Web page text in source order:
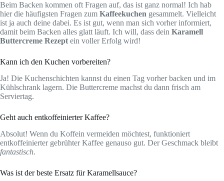
Beim Backen kommen oft Fragen auf, das ist ganz normal! Ich hab
hier die häufigsten Fragen zum Kaffeekuchen gesammelt. Vielleicht
ist ja auch deine dabei. Es ist gut, wenn man sich vorher informiert,
damit beim Backen alles glatt läuft. Ich will, dass dein Karamell
Buttercreme Rezept ein voller Erfolg wird!
Kann ich den Kuchen vorbereiten?
Ja! Die Kuchenschichten kannst du einen Tag vorher backen und im
Kühlschrank lagern. Die Buttercreme machst du dann frisch am
Serviertag.
Geht auch entkoffeinierter Kaffee?
Absolut! Wenn du Koffein vermeiden möchtest, funktioniert
entkoffeinierter gebrühter Kaffee genauso gut. Der Geschmack bleibt
fantastisch.
Was ist der beste Ersatz für Karamellsauce?